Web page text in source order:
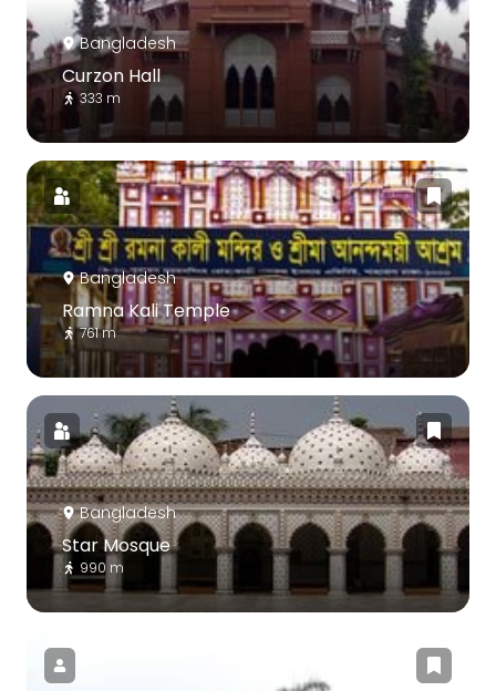
Bangladesh
Curzon Hall
333 m
Bangladesh
Ramna Kali Temple
761 m
Bangladesh
Star Mosque
990 m